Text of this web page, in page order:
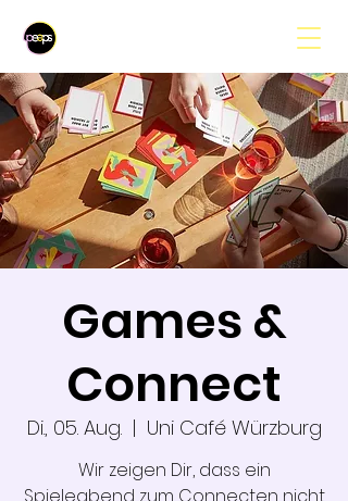
Games &
Connect
Di., 05. Aug.
  |
Uni Café Würzburg
Wir zeigen Dir, dass ein